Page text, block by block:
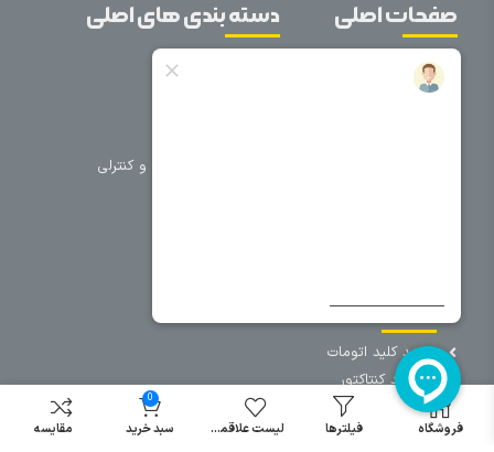
صفحات اصلی
خانه
دسته بندی های اصلی
تجهیزات حفاظتی و کنترلی
سایر دسته بندی ها
خرید کلید اتومات
خرید کنتاکتور
خرید فیوز
مینیاتوری
فروشگاه فیلترها لیست علاقمندی
0
سبد خرید مقایسه